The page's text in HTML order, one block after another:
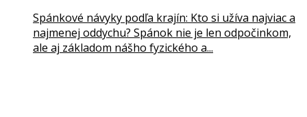
Spánkové návyky podľa krajín: Kto si užíva najviac a
najmenej oddychu? Spánok nie je len odpočinkom,
ale aj základom nášho fyzického a...